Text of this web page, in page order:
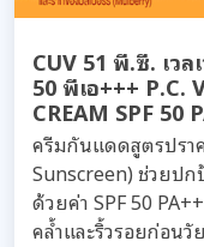
CUV 51 พี.ซี. เว
50 พีเอ+++ P.C.
CREAM SPF 50
ครีมกันแดดสูตรปรา
Sunscreen) ช่วยปก
ด้วยค่า SPF 50
คล้ำและริ้วรอยก่อน